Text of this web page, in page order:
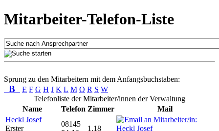
Mitarbeiter-Telefon-Liste
Sprung zu den Mitarbeitern mit dem Anfangsbuchstaben:
B E F G H J K L M O R S W
Telefonliste der Mitarbeiter/innen der Verwaltung
Name
Telefon Zimmer
Mail
Heckl Josef
Erster
08145
1.18